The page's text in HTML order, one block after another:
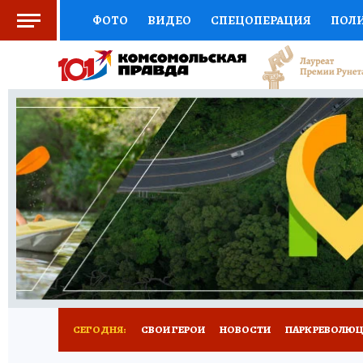
ФОТО ВИДЕО СПЕЦОПЕРАЦИЯ
СОЦПОДДЕРЖКА НАУКА СПОРТ
ВЫБОР ЭКСПЕРТОВ ДОКТОР
КНИЖНАЯ ПОЛКА ПРОГНОЗЫ НА СПОРТ
ПРЕСС-ЦЕНТР НЕДВИЖИМОСТЬ
ВСЕ О КП РАДИО КП РЕКЛАМА ТЕСТЫ
СЕГОДНЯ: СВОИ ГЕРОИ НОВОСТИ ПАРК